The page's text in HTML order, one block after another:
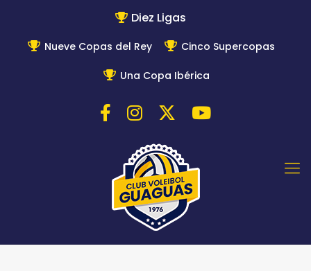
Diez Ligas
Nueve Copas del Rey Cinco Supercopas
Una Copa Ibérica